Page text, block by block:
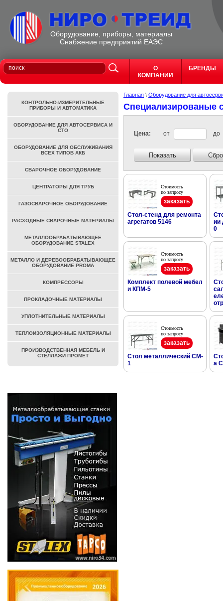
Оборудование, приборы, материалы
Cнабжение предприятий ЕАЭС
О
КОМПАНИИ
БРЕНДЫ
Главная \ Оборудование для
Специализированые
Цена: от до
Показать
Стоимость
по запросу
заказать
Стол-стенд для ремонта
агрегатов 5146
ии
0
Стоимость
по запросу
заказать
Комплект полевой мебел
и КПМ-5
Стоимость
по запросу
заказать
Стол металлический СМ-
1
а
КОНТРОЛЬНО-ИЗМЕРИТЕЛЬНЫЕ
ПРИБОРЫ И АВТОМАТИКА
ОБОРУДОВАНИЕ ДЛЯ АВТОСЕРВИСА И
СТО
ОБОРУДОВАНИЕ ДЛЯ ОБСЛУЖИВАНИЯ
ВСЕХ ТИПОВ АКБ
СВАРОЧНОЕ ОБОРУДОВАНИЕ
ЦЕНТРАТОРЫ ДЛЯ ТРУБ
ГАЗОСВАРОЧНОЕ ОБОРУДОВАНИЕ
РАСХОДНЫЕ СВАРОЧНЫЕ МАТЕРИАЛЫ
МЕТАЛЛООБРАБАТЫВАЮЩЕЕ
ОБОРУДОВАНИЕ STALEX
МЕТАЛЛО И ДЕРЕВООБРАБАТЫВАЮЩЕЕ
ОБОРУДОВАНИЕ PROMA
КОМПРЕССОРЫ
ПРОКЛАДОЧНЫЕ МАТЕРИАЛЫ
УПЛОТНИТЕЛЬНЫЕ МАТЕРИАЛЫ
ТЕПЛОИЗОЛЯЦИОННЫЕ МАТЕРИАЛЫ
ПРОИЗВОДСТВЕННАЯ МЕБЕЛЬ И
СТЕЛЛАЖИ ПРОМЕТ